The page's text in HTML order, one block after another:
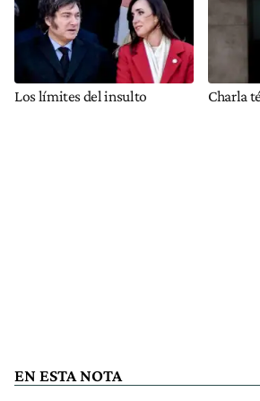
Los límites del insulto Charla
EN ESTA NOTA